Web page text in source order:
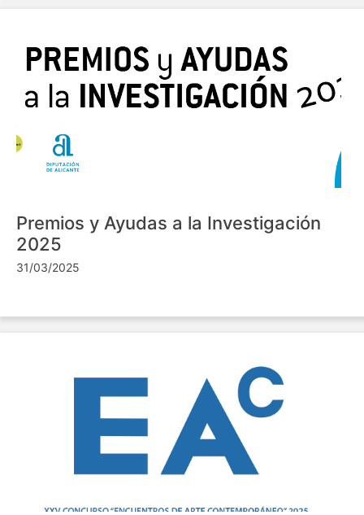
Premios y Ayudas a la Investigación
2025
31/03/2025